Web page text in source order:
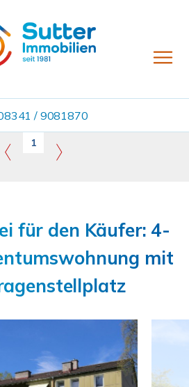
/ 9081870
1
für den Käufer: 4-
mit